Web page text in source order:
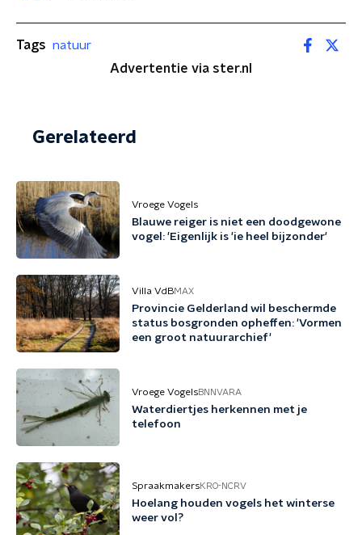
Tags natuur
Advertentie via ster.nl
Gerelateerd
Vroege Vogels
Blauwe reiger is niet een doodgewone
vogel: 'Eigenlijk is 'ie heel bijzonder'
Villa VdBMAX
Provincie Gelderland wil beschermde
status bosgronden opheffen: 'Vormen
een groot natuurarchief'
Vroege VogelsBNNVARA
Waterdiertjes herkennen met je
telefoon
SpraakmakersKRO-NCRV
Hoelang houden vogels het winterse
weer vol?